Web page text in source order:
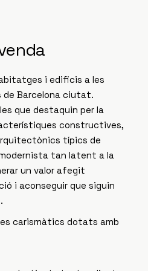
i edificis a les
de Barcelona ciutat.
que destaquin per la
constructives,
típics de
tan latent a la
un valor afegit
i aconseguir que siguin
carismàtics dotats amb